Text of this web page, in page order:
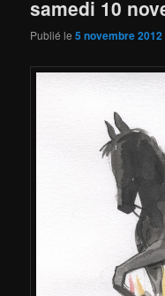
samedi 10
Publié le5 novembre 2012